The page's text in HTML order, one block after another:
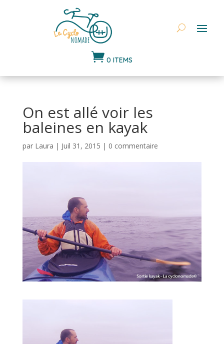
 0 ITEMS
On est allé voir les
baleines en kayak
par Laura | Juil 31, 2015 | 0 commentaire